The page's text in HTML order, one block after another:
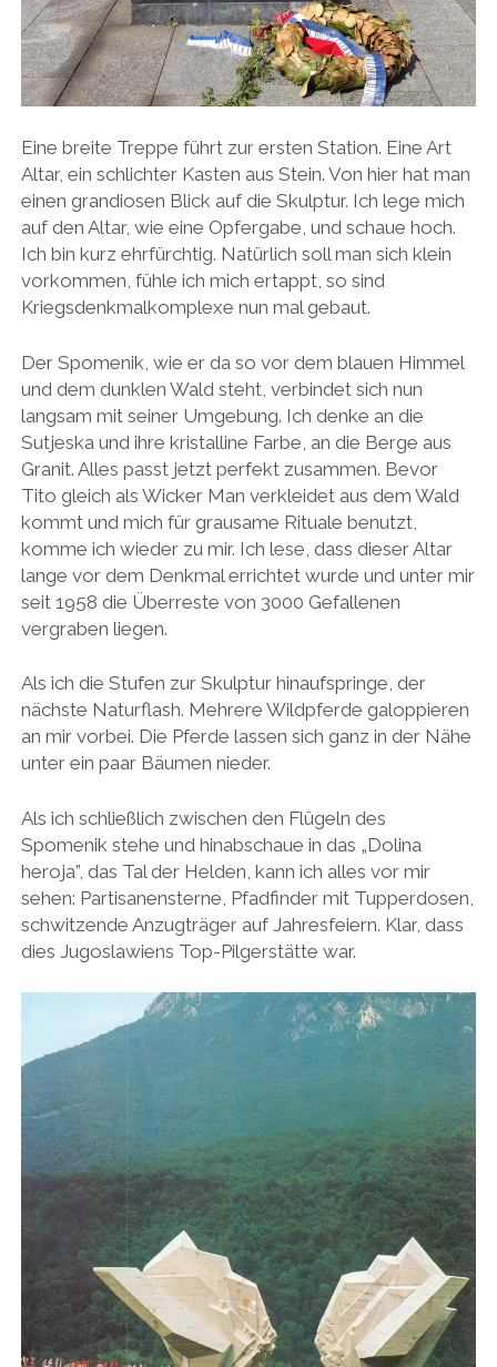
Eine breite Treppe führt zur ersten Station. Eine Art
Altar, ein schlichter Kasten aus Stein. Von hier hat man
einen grandiosen Blick auf die Skulptur. Ich lege mich
auf den Altar, wie eine Opfergabe, und schaue hoch.
Ich bin kurz ehrfürchtig. Natürlich soll man sich klein
vorkommen, fühle ich mich ertappt, so sind
Kriegsdenkmalkomplexe nun mal gebaut.
Der Spomenik, wie er da so vor dem blauen Himmel
und dem dunklen Wald steht, verbindet sich nun
langsam mit seiner Umgebung. Ich denke an die
Sutjeska und ihre kristalline Farbe, an die Berge aus
Granit. Alles passt jetzt perfekt zusammen. Bevor
Tito gleich als Wicker Man verkleidet aus dem Wald
kommt und mich für grausame Rituale benutzt,
komme ich wieder zu mir. Ich lese, dass dieser Altar
lange vor dem Denkmal errichtet wurde und unter mir
seit 1958 die Überreste von 3000 Gefallenen
vergraben liegen.
Als ich die Stufen zur Skulptur hinaufspringe, der
nächste Naturflash. Mehrere Wildpferde galoppieren
an mir vorbei. Die Pferde lassen sich ganz in der Nähe
unter ein paar Bäumen nieder.
Als ich schließlich zwischen den Flügeln des
Spomenik stehe und hinabschaue in das „Dolina
heroja”, das Tal der Helden, kann ich alles vor mir
sehen: Partisanensterne, Pfadfinder mit Tupperdosen,
schwitzende Anzugträger auf Jahresfeiern. Klar, dass
dies Jugoslawiens Top-Pilgerstätte war.